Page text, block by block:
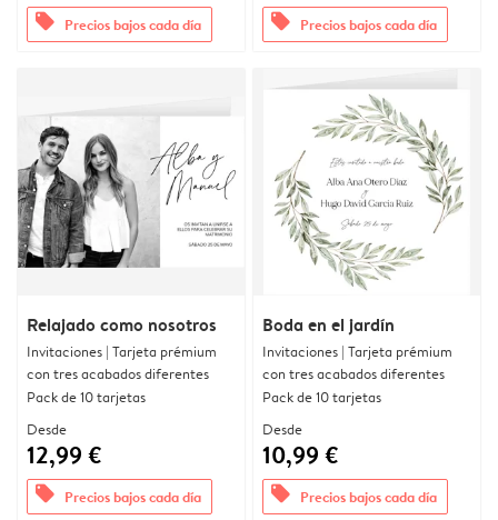
offers Precios bajos cada día offers Precios bajos cada día
Relajado como nosotros
Invitaciones | Tarjeta prémium
con tres acabados diferentes
Pack de 10 tarjetas
Desde
12,99 €
offers Precios bajos cada día
Boda en el jardín
Invitaciones | Tarjeta prémium
con tres acabados diferentes
Pack de 10 tarjetas
Desde
10,99 €
offers Precios bajos cada día